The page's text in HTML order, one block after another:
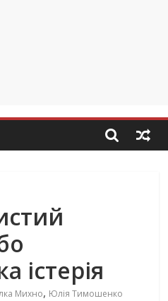
істерія
Михно, Юлія Тимошенко